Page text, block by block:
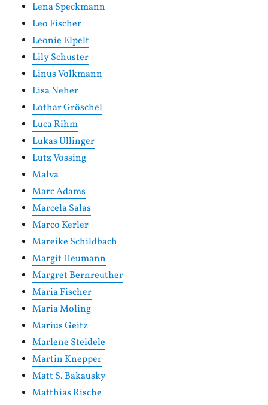
Lena Speckmann
Leo Fischer
Leonie Elpelt
Lily Schuster
Linus Volkmann
Lisa Neher
Lothar Gröschel
Luca Rihm
Lukas Ullinger
Lutz Vössing
Malva
Marc Adams
Marcela Salas
Marco Kerler
Mareike Schildbach
Margit Heumann
Margret Bernreuther
Maria Fischer
Maria Moling
Marius Geitz
Marlene Steidele
Martin Knepper
Matt S. Bakausky
Matthias Rische